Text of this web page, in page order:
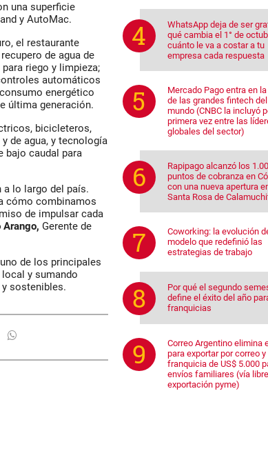
una superficie
y AutoMac.
el restaurante
recupero de agua de
riego y limpieza;
automáticos
energético
última generación.
bicicleteros,
de agua, y tecnología
bajo caudal para
a lo largo del país.
cómo combinamos
de impulsar cada
Arango, Gerente de
de los principales
y sumando
sostenibles.
WhatsApp deja de ser
qué cambia el 1° de
cuánto le va a costar a tu
empresa cada respuesta
Mercado Pago entra en
de las grandes fintech del
mundo (CNBC la incluyó
primera vez entre las
globales del sector)
Rapipago alcanzó los
puntos de cobranza en
con una nueva apertura
Santa Rosa de
Coworking: la evolución
modelo que redefinió las
estrategias de trabajo
Por qué el segundo
define el éxito del año
franquicias
Correo Argentino elimina
para exportar por correo
franquicia de US$ 5.000
envíos familiares (vía
exportación pyme)